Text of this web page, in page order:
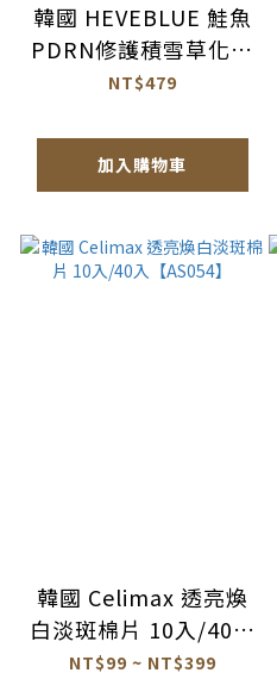
韓國 HEVEBLUE 鮭魚
PDRN修護積雪草化妝
水 200ml【AS056】
NT$479
加入購物車
韓國 Celimax 透亮煥
白淡斑棉片 10入/40入
【AS054】
NT$99 ~ NT$399